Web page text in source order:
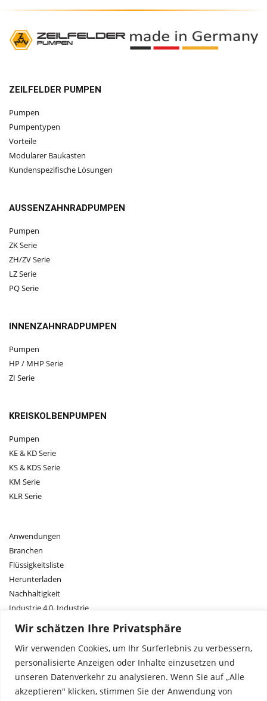
Wir schätzen Ihre Privatsphäre
Wir verwenden Cookies, um Ihr Surferlebnis zu verbessern,
personalisierte Anzeigen oder Inhalte einzusetzen und
unseren Datenverkehr zu analysieren. Wenn Sie auf „Alle
akzeptieren" klicken, stimmen Sie der Anwendung von
ZEILFELDER PUMPEN
Pumpen
Pumpentypen
Vorteile
Modularer Baukasten
Kundenspezifische Lösungen
AUSSENZAHNRADPUMPEN
Pumpen
ZK Serie
ZH/ZV Serie
LZ Serie
PQ Serie
INNENZAHNRADPUMPEN
Pumpen
HP / MHP Serie
ZI Serie
KREISKOLBENPUMPEN
Pumpen
KE & KD Serie
KS & KDS Serie
KM Serie
KLR Serie
Anwendungen
Branchen
Flüssigkeitsliste
Herunterladen
Nachhaltigkeit
Industrie 4.0, Industrie
Forschung und Entwicklung
Kontakt
Vertriebsnetz
Über uns